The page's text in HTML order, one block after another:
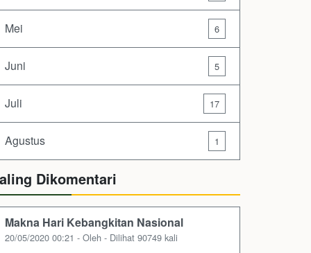
Mei 6
Juni 5
Juli 17
Agustus 1
Dikomentari
Makna Hari Kebangkitan Nasional
20/05/2020 00:21 - Oleh - Dilihat 90749 kali